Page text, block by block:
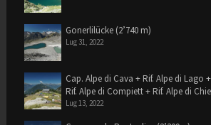
Gonerlilücke (2’740 m)
Lug 31, 2022
Cap. Alpe di Cava + Rif. Alpe di Lago
Rif. Alpe di Compiett + Rif. Alpe di
Lug 13, 2022